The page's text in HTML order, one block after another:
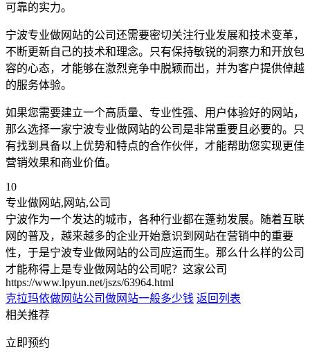
可靠的实力。
宁波专业做网站的公司还需要密切关注行业发展和技术变革，
不断更新自己的技术和理念。只有保持敏锐的洞察力和开放包
容的心态，才能够在激烈竞争中脱颖而出，并为客户提供倬越
的服务体验。
如果您需要建立一个高质量、专业性强、用户体验好的网站，
那么选择一家宁波专业做网站的公司是非常重要且必要的。只
有找到具备以上优势和特点的合作伙伴，才能帮助您实现更佳
营销效果和商业价值。
10
专业做网站,网站,公司
宁波作为一个发达的城市，各种行业都在蓬勃发展。随着互联
网的普及，越来越多的企业开始意识到网站在营销中的重要
性，于是宁波专业做网站的公司应运而生。那么什么样的公司
才能称得上是专业做网站的公司呢？这家公司
https://www.lpyun.net/jszs/63964.html
克拉玛依做网站公司做网站一般多少钱 返回列表
相关推荐
立即预约